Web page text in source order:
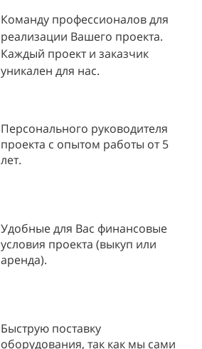
Команду профессионалов для
реализации Вашего проекта.
Каждый проект и заказчик
уникален для нас.
Персонального руководителя
проекта с опытом работы от 5
лет.
Удобные для Вас финансовые
условия проекта (выкуп или
аренда).
Быструю поставку
оборудования, так как мы сами